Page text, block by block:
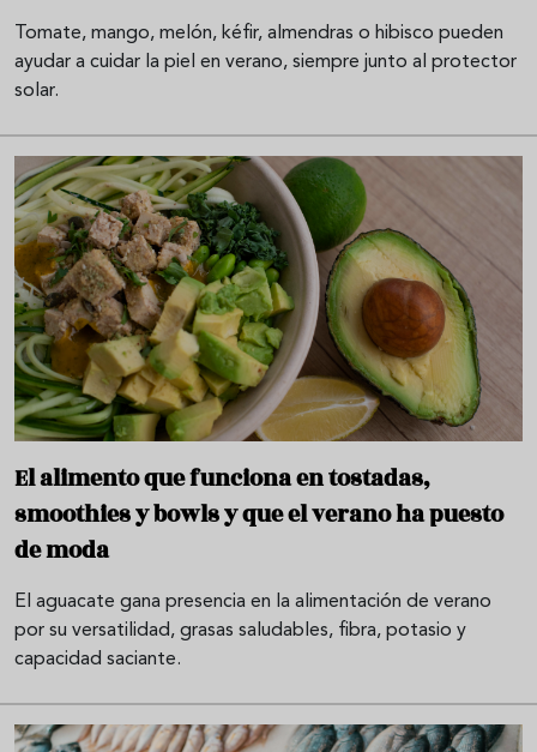
Tomate, mango, melón, kéfir, almendras o hibisco pueden
ayudar a cuidar la piel en verano, siempre junto al protector
solar.
El alimento que funciona en tostadas,
smoothies y bowls y que el verano ha puesto
de moda
El aguacate gana presencia en la alimentación de verano
por su versatilidad, grasas saludables, fibra, potasio y
capacidad saciante.